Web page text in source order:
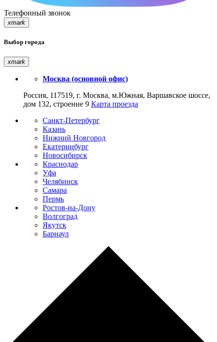
Телефонный звонок
xmark
Выбор города
xmark
Москва (основной офис)
Россия, 117519, г. Москва, м.Южная, Варшавское шоссе,
дом 132, строение 9 Карта проезда
Санкт-Петербург
Казань
Нижний Новгород
Екатеринбург
Новосибирск
Краснодар
Уфа
Челябинск
Самара
Пермь
Ростов-на-Дону
Волгоград
Якутск
Барнаул